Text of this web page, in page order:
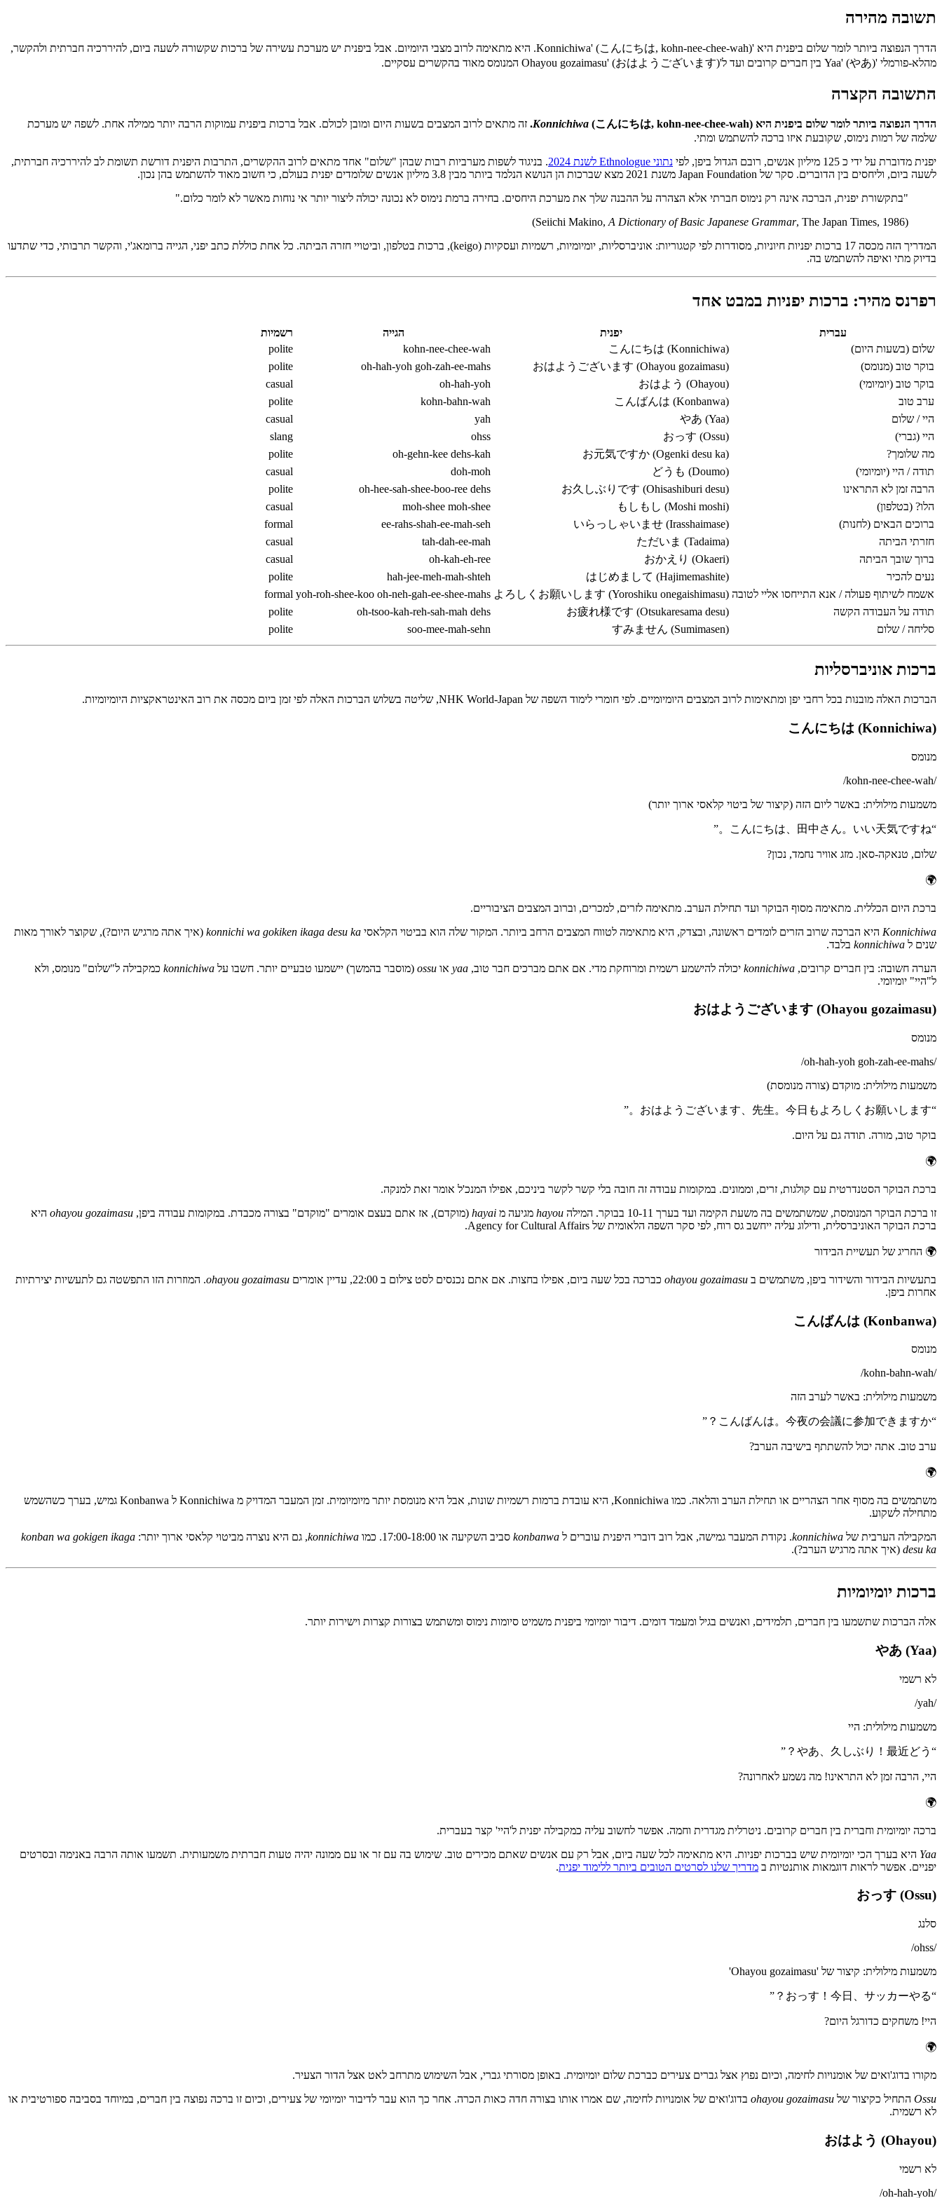
תשובה מהירה
הדרך הנפוצה ביותר לומר שלום ביפנית היא 'Konnichiwa' (こんにちは, kohn-nee-chee-wah). היא מתאימה לרוב מצבי היומיום. אבל ביפנית יש מערכת עשירה של ברכות שקשורה לשעה ביום, להיררכיה חברתית ולהקשר,
מהלא-פורמלי 'Yaa' (やあ) בין חברים קרובים ועד ל'Ohayou gozaimasu' (おはようございます) המנומס מאוד בהקשרים עסקיים.
התשובה הקצרה
הדרך הנפוצה ביותר לומר שלום ביפנית היא Konnichiwa (こんにちは, kohn-nee-chee-wah).
זה מתאים לרוב המצבים בשעות היום ומובן לכולם. אבל ברכות ביפנית עמוקות הרבה יותר ממילה אחת. לשפה יש מערכת
שלמה של רמות נימוס, שקובעת איזו ברכה להשתמש ומתי.
יפנית מדוברת על ידי כ 125 מיליון אנשים, רובם הגדול ביפן, לפי
נתוני Ethnologue לשנת 2024
. בניגוד לשפות מערביות רבות שבהן "שלום" אחד מתאים לרוב ההקשרים, התרבות היפנית דורשת תשומת לב להיררכיה חברתית,
לשעה ביום, וליחסים בין הדוברים. סקר של Japan Foundation משנת 2021 מצא שברכות הן הנושא הנלמד ביותר מבין 3.8 מיליון אנשים שלומדים יפנית בעולם, כי חשוב מאוד להשתמש בהן נכון.
"בתקשורת יפנית, הברכה אינה רק נימוס חברתי אלא הצהרה על ההבנה שלך את מערכת היחסים. בחירה ברמת נימוס לא נכונה יכולה ליצור יותר אי נוחות מאשר לא לומר כלום."
(Seiichi Makino,
A Dictionary of Basic Japanese Grammar, The Japan Times, 1986)
המדריך הזה מכסה 17 ברכות יפניות חיוניות, מסודרות לפי קטגוריות: אוניברסליות, יומיומיות, רשמיות ועסקיות (keigo), ברכות בטלפון, וביטויי חזרה הביתה. כל אחת כוללת כתב יפני, הגייה ברומאג'י, והקשר תרבותי, כדי שתדעו
בדיוק מתי ואיפה להשתמש בה.
רפרנס מהיר: ברכות יפניות במבט אחד
עברית יפנית הגייה
רשמיות
שלום (בשעות היום)
こんにちは (Konnichiwa)
kohn-nee-chee-wah
polite
בוקר טוב (מנומס)
おはようございます (Ohayou gozaimasu)
oh-hah-yoh goh-zah-ee-mahs
polite
בוקר טוב (יומיומי)
おはよう (Ohayou)
oh-hah-yoh
casual
ערב טוב
こんばんは (Konbanwa)
kohn-bahn-wah
polite
היי / שלום
やあ (Yaa)
yah
casual
היי (גברי)
おっす (Ossu)
ohss
slang
מה שלומך?
お元気ですか (Ogenki desu ka)
oh-gehn-kee dehs-kah
polite
תודה / היי (יומיומי)
どうも (Doumo)
doh-moh
casual
הרבה זמן לא התראינו
お久しぶりです (Ohisashiburi desu)
oh-hee-sah-shee-boo-ree dehs
polite
הלו? (בטלפון)
もしもし (Moshi moshi)
moh-shee moh-shee
casual
ברוכים הבאים (לחנות)
いらっしゃいませ (Irasshaimase)
ee-rahs-shah-ee-mah-seh
formal
חזרתי הביתה
ただいま (Tadaima)
tah-dah-ee-mah
casual
ברוך שובך הביתה
おかえり (Okaeri)
oh-kah-eh-ree
casual
נעים להכיר
はじめまして (Hajimemashite)
hah-jee-meh-mah-shteh
polite
אשמח לשיתוף פעולה / אנא התייחסו אליי לטובה よろしくお願いします (Yoroshiku onegaishimasu)
yoh-roh-shee-koo oh-neh-gah-ee-shee-mahs
formal
תודה על העבודה הקשה
お疲れ様です (Otsukaresama desu)
oh-tsoo-kah-reh-sah-mah dehs
polite
סליחה / שלום
すみません (Sumimasen)
soo-mee-mah-sehn
polite
ברכות אוניברסליות
הברכות האלה מובנות בכל רחבי יפן ומתאימות לרוב המצבים היומיומיים. לפי חומרי לימוד השפה של NHK World-Japan, שליטה בשלוש הברכות האלה לפי זמן ביום מכסה את רוב האינטראקציות היומיומיות.
こんにちは (Konnichiwa)
מנומס
/
kohn-nee-chee-wah
/
משמעות מילולית: באשר ליום הזה (קיצור של ביטוי קלאסי ארוך יותר)
“
こんにちは、田中さん。いい天気ですね。
”
שלום, טנאקה-סאן. מזג אוויר נחמד, נכון?
🌍
ברכת היום הכללית. מתאימה מסוף הבוקר ועד תחילת הערב. מתאימה לזרים, למכרים, וברוב המצבים הציבוריים.
Konnichiwa היא הברכה שרוב הזרים לומדים ראשונה, ובצדק, היא מתאימה לטווח המצבים הרחב ביותר. המקור שלה הוא בביטוי הקלאסי konnichi wa gokiken ikaga desu ka (איך אתה מרגיש היום?), שקוצר לאורך מאות
שנים ל konnichiwa בלבד.
הערה חשובה: בין חברים קרובים, konnichiwa יכולה להישמע רשמית ומרוחקת מדי. אם אתם מברכים חבר טוב, yaa או ossu (מוסבר בהמשך) יישמעו טבעיים יותר. חשבו על konnichiwa כמקבילה ל"שלום" מנומס, ולא
ל"היי" יומיומי.
おはようございます (Ohayou gozaimasu)
מנומס
/
oh-hah-yoh goh-zah-ee-mahs
/
משמעות מילולית: מוקדם (צורה מנומסת)
“
おはようございます、先生。今日もよろしくお願いします。
”
בוקר טוב, מורה. תודה גם על היום.
🌍
ברכת הבוקר הסטנדרטית עם קולגות, זרים, וממונים. במקומות עבודה זה חובה בלי קשר לקשר ביניכם, אפילו המנכ'ל אומר זאת למנקה.
זו ברכת הבוקר המנומסת, שמשתמשים בה משעת הקימה ועד בערך 10-11 בבוקר. המילה
hayou מגיעה מ hayai (מוקדם), אז אתם בעצם אומרים "מוקדם" בצורה מכבדת. במקומות עבודה ביפן, ohayou gozaimasu היא
ברכת הבוקר האוניברסלית, ודילוג עליה ייחשב גס רוח, לפי סקר השפה הלאומית של Agency for Cultural Affairs.
🌍 החריג של תעשיית הבידור
בתעשיות הבידור והשידור ביפן, משתמשים ב ohayou gozaimasu כברכה בכל שעה ביום, אפילו בחצות. אם אתם נכנסים לסט צילום ב 22:00, עדיין אומרים ohayou gozaimasu. המוזרות הזו התפשטה גם לתעשיות יצירתיות
אחרות ביפן.
こんばんは (Konbanwa)
מנומס
/
kohn-bahn-wah
/
משמעות מילולית: באשר לערב הזה
“
こんばんは。今夜の会議に参加できますか？
”
ערב טוב. אתה יכול להשתתף בישיבה הערב?
🌍
משתמשים בה מסוף אחר הצהריים או תחילת הערב והלאה. כמו Konnichiwa, היא עובדת ברמות רשמיות שונות, אבל היא מנומסת יותר מיומיומית. זמן המעבר המדויק מ Konnichiwa ל Konbanwa גמיש, בערך כשהשמש
מתחילה לשקוע.
המקבילה הערבית של konnichiwa. נקודת המעבר גמישה, אבל רוב דוברי היפנית עוברים ל konbanwa סביב השקיעה או 17:00-18:00. כמו konnichiwa, גם היא נוצרה מביטוי קלאסי ארוך יותר: konban wa gokigen ikaga
desu ka (איך אתה מרגיש הערב?).
ברכות יומיומיות
אלה הברכות שתשמעו בין חברים, תלמידים, ואנשים בגיל ומעמד דומים. דיבור יומיומי ביפנית משמיט סיומות נימוס ומשתמש בצורות קצרות וישירות יותר.
やあ (Yaa)
לא רשמי
/
yah
/
משמעות מילולית: היי
“
やあ、久しぶり！最近どう？
”
היי, הרבה זמן לא התראינו! מה נשמע לאחרונה?
🌍
ברכה יומיומית וחברית בין חברים קרובים. ניטרלית מגדרית וחמה. אפשר לחשוב עליה כמקבילה יפנית ל'היי' קצר בעברית.
Yaa היא בערך הכי יומיומית שיש בברכות יפניות. היא מתאימה לכל שעה ביום, אבל רק עם אנשים שאתם מכירים טוב. שימוש בה עם זר או עם ממונה יהיה טעות חברתית משמעותית. תשמעו אותה הרבה באנימה ובסרטים
יפניים. אפשר לראות דוגמאות אותנטיות ב מדריך שלנו לסרטים הטובים ביותר ללימוד יפנית.
おっす (Ossu)
סלנג
/
ohss
/
משמעות מילולית: קיצור של 'Ohayou gozaimasu'
“
おっす！今日、サッカーやる？
”
היי! משחקים כדורגל היום?
🌍
מקורו בדוג'ואים של אומנויות לחימה, וכיום נפוץ אצל גברים צעירים כברכת שלום יומיומית. באופן מסורתי גברי, אבל השימוש מתרחב לאט אצל הדור הצעיר.
Ossu התחיל כקיצור של ohayou gozaimasu בדוג'ואים של אומנויות לחימה, שם אמרו אותו בצורה חדה כאות הכרה. אחר כך הוא עבר לדיבור יומיומי של צעירים, וכיום זו ברכה נפוצה בין חברים, במיוחד בסביבה ספורטיבית או
לא רשמית.
おはよう (Ohayou)
לא רשמי
/
oh-hah-yoh
/